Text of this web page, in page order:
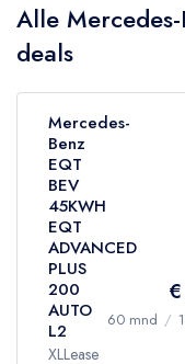
Alle
deals
Mercedes-
Benz
EQT
BEV
45KWH
EQT
ADVANCED
PLUS
200
AUTO
L2
XLLease
60 mnd /